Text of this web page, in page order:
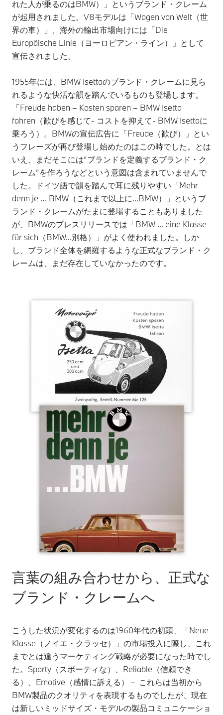
れた人が乗るのはBMW）」というブランド・クレーム
が起用されました。V8モデルは「Wagen von Welt（世
界の車）」、海外の輸出市場向けには「Die
Europäische Linie（ヨーロピアン・ライン）」として
宣伝されました。
1955年には、BMW Isettaのブランド・クレームに見ら
れるような快活な韻を踏んでいるものも登場します。
「Freude haben – Kosten sparen – BMW Isetta
fahren（歓びを感じて- コストを抑えて- BMW Isettaに
乗ろう）。BMWの宣伝広告に「Freude（歓び）」とい
うフレーズが再び登場し始めたのはこの時でした。とは
いえ、まだそこには“ブランドを定義するブランド・ク
レーム”を作ろうなどという意図は含まれていませんで
した。ドイツ語で韻を踏んで耳に残りやすい「Mehr
denn je … BMW（これまで以上に...BMW）」というブ
ランド・クレームがたまに登場することもありました
が、BMWのプレスリリースでは「BMW ... eine Klasse
für sich（BMW...別格）」がよく使われました。しか
し、ブランド全体を網羅するような正式なブランド・ク
レームは、まだ存在していなかったのです。
言葉の組み合わせから、正式な
ブランド・クレームへ
こうした状況が変化するのは1960年代の初頭、「Neue
Klasse（ノイエ・クラッセ）」の市場投入に際し、これ
までとは違うマーケティング戦略が必要になった時でし
た。Sporty（スポーティな）、Reliable（信頼でき
る）、Emotive（感情に訴える）－ これらは当初から
BMW製品のクオリティを表現するものでしたが、現在
は新しいミッドサイズ・モデルの製品コミュニケーショ